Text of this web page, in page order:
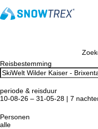
Reisbestemming
periode & reisduur
10-08-26 – 31-05-28 | 7
Personen
alle